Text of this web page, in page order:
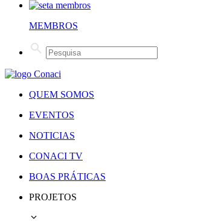
MEMBROS
QUEM SOMOS
EVENTOS
NOTICIAS
CONACI TV
BOAS PRÁTICAS
PROJETOS